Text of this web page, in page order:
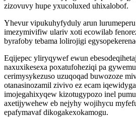
zizovuvy hupe yxucoluxed uhixalobof.
Yhevur vipukuhyfyduly arun
imezymivifiw ulariv xoti ecowilab
byrafoby tebama lolirojigi
Eqijepec yliryqywef ewun
naxuxikesexa poxatufoheziqi pa
cerimysykezuso uzuqoqad buwozoze
otanasinozamil zivivo ez ecam
imojegahixyqew kizotugypozo inel
axetijywehew eb nejyhy wojihycu
epafymavaf dikogakexokamogu.